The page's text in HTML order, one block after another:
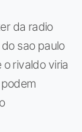
da radio
sao paulo
rivaldo viria